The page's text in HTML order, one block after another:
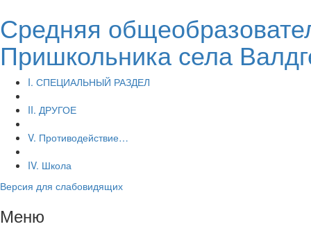
Средняя
Пришкольника села
I. СПЕЦИАЛЬНЫЙ РАЗДЕЛ
II. ДРУГОЕ
V. Противодействие…
IV. Школа
Версия для слабовидящих
Меню